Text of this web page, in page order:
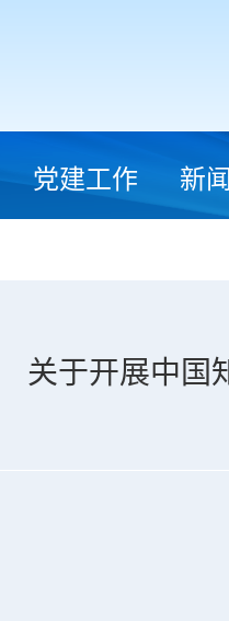
党建工作 新
关于开展中国